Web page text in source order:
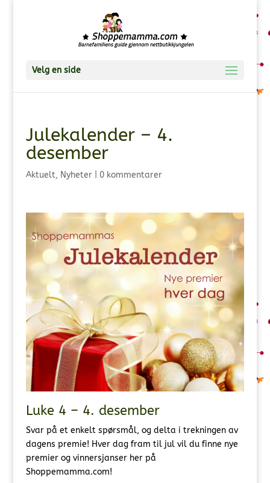
Velg en side
Julekalender – 4.
desember
Aktuelt, Nyheter| 0 kommentarer
Luke 4 – 4. desember
Svar på et enkelt spørsmål, og delta i trekningen av
dagens premie! Hver dag fram til jul vil du finne nye
premier og vinnersjanser her på
Shoppemamma.com!